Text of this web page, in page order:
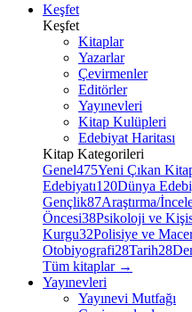
Keşfet
Keşfet
Kitaplar
Yazarlar
Çevirmenler
Editörler
Yayınevleri
Kitap Kulüpleri
Edebiyat Haritası
Kitap Kategorileri
Genel475Yeni Çıkan
Edebiyatı120Dünya
Gençlik87Araştırma/
Öncesi38Psikoloji ve
Kurgu32Polisiye ve
Otobiyografi28Tarih28
Tüm kitaplar →
Yayınevleri
Yayınevi Mutfağı